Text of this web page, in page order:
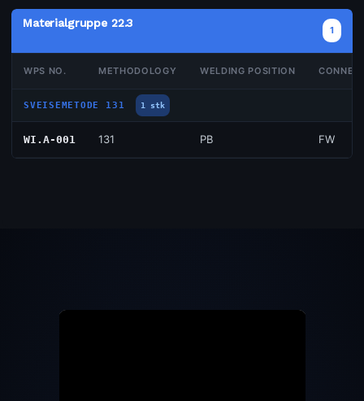
Materialgruppe 22.3
1
WPS NO. METHODOLOGY WELDING POSITION
SVEISEMETODE 131 1 stk
WI.A-001 131 PB FW